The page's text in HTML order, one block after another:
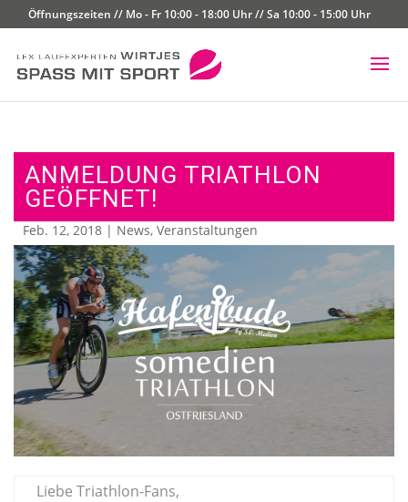
Öffnungszeiten // Mo - Fr 10:00 - 18:00 Uhr // Sa 10:00 - 15:00 Uhr
ANMELDUNG TRIATHLON
GEÖFFNET!
Feb. 12, 2018 | News, Veranstaltungen
Liebe Triathlon-Fans,